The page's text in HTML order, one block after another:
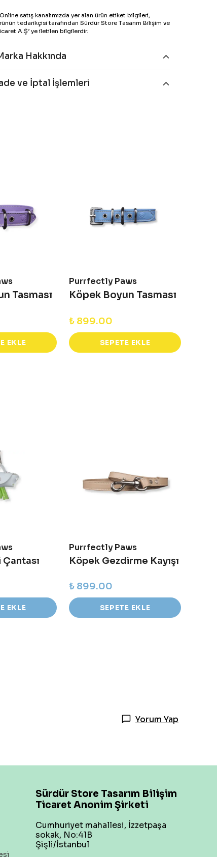
satış kanalımızda yer alan ürün etiket bilgileri,
tedarikçisi tarafından Sürdür Store Tasarım Bilişim ve
A.Ş’ ye iletilen bilgilerdir.
Hakkında
ve İptal İşlemleri
Tasması
EKLE
Purrfectly Paws
Köpek Boyun Tasması
₺ 899.00
SEPETE EKLE
Çantası
EKLE
Purrfectly Paws
Köpek Gezdirme Kayışı
₺ 899.00
SEPETE EKLE
Yorum Yap
Sürdür Store Tasarım Bilişim
Ticaret Anonim Şirketi
Cumhuriyet mahallesi, İzzetpaşa
sokak, No:41B
Şişli/İstanbul